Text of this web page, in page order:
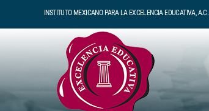
content
INSTITUTO MEXICANO PARA LA EXCELENCIA EDUCATIVA, A.C.